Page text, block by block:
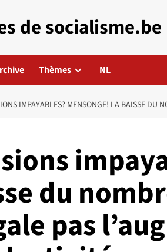
de socialisme.be
Thèmes NL
IMPAYABLES? MENSONGE! LA BAISSE DU
du
pas